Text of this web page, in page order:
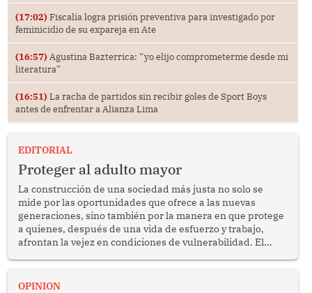
(17:02) Fiscalía logra prisión preventiva para investigado por
feminicidio de su expareja en Ate
(16:57) Agustina Bazterrica: “yo elijo comprometerme desde mi
literatura”
(16:51) La racha de partidos sin recibir goles de Sport Boys
antes de enfrentar a Alianza Lima
EDITORIAL
Proteger al adulto mayor
La construcción de una sociedad más justa no solo se
mide por las oportunidades que ofrece a las nuevas
generaciones, sino también por la manera en que protege
a quienes, después de una vida de esfuerzo y trabajo,
afrontan la vejez en condiciones de vulnerabilidad. El
bimestrales el subsidio que reciben los beneficiarios del
OPINION